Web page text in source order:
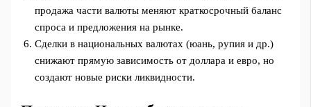
продажа части валюты меняют краткосрочный баланс
спроса и предложения на рынке.
Сделки в национальных валютах (юань, рупия и др.)
снижают прямую зависимость от доллара и евро, но
создают новые риски ликвидности.